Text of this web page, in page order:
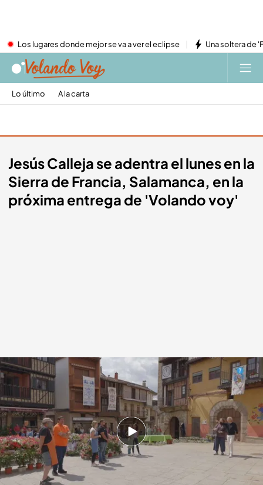
Los lugares donde mejor se va a ver el eclipse Una soltera de
Lo último A la carta
Jesús Calleja se adentra el lunes en la
Sierra de Francia, Salamanca, en la
próxima entrega de 'Volando voy'
Jesús Calleja en el próximo programa de 'Volando voy'
cuatro.com
06 OCT 2023 - 09:51h.
Sierra de Francia, uno de los destinos de la
provincia de Salamanca que no te puedes
perder